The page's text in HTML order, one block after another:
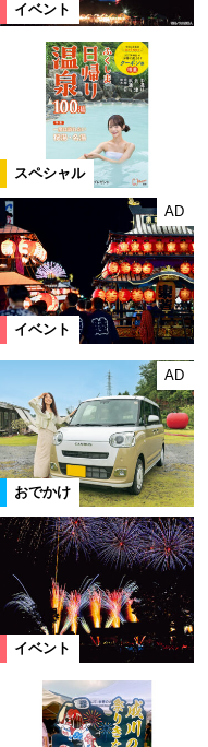
イベント
スペシャル
イベント
AD
おでかけ
AD
イベント